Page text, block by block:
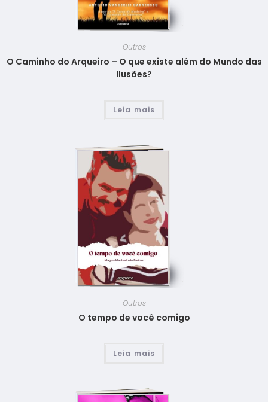
Outros
O Caminho do Arqueiro – O que existe além do Mundo das
Ilusões?
Leia mais
Outros
O tempo de você comigo
Leia mais